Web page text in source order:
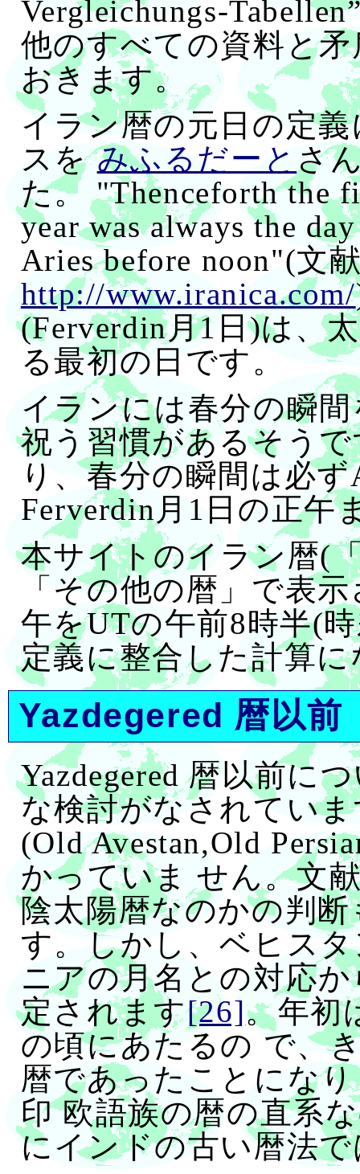
Vergleichungs-
他のすべての資料と
おきます。
イラン暦の元日の定
スをみふるだーと さ
た。 "Thenceforth the
year was always the
Aries before noon"(文
http://www.iranica.com/
(Ferverdin月1日)は、
る最初の日です。
イランには春分の瞬
祝う習慣があるそうで
り、春分の瞬間は必
Ferverdin月1日の正午
本サイトのイラン暦(
「その他の暦」で表
午をUTの午前8時半(
定義に整合した計算
Yazdegered 暦以前
Yazdegered 暦以前に
な検討がなされてい
(Old Avestan,Old
かっていま せん。文
陰太陽暦なのかの判
す。しかし、ベヒス
ニアの月名との対応
定されます[26]。年初
の頃にあたるの で、
暦であったことにな
印 欧語族の暦の直系
にインドの古い暦法